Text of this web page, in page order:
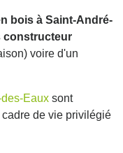
bois à Saint-André-
constructeur
voire d'un
Eaux sont
de vie privilégié